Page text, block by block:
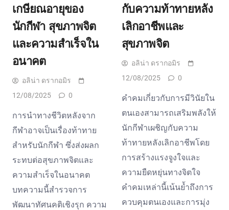
เกษียณอายุของ
นักกีฬา สุขภาพจิต
และความสำเร็จใน
อนาคต
อลิน่า ดรากอมิร
12/08/2025
0
การนำทางชีวิตหลังจาก
กีฬาอาจเป็นเรื่องท้าทาย
สำหรับนักกีฬา ซึ่งส่งผลก
ระทบต่อสุขภาพจิตและ
ความสำเร็จในอนาคต
บทความนี้สำรวจการ
พัฒนาทัศนคติเชิงรุก ความ
กับความท้าทายหลัง
เลิกอาชีพและ
สุขภาพจิต
อลิน่า ดรากอมิร
12/08/2025
0
คำคมเกี่ยวกับการมีวินัยใน
ตนเองสามารถเสริมพลังให้
นักกีฬาเผชิญกับความ
ท้าทายหลังเลิกอาชีพโดย
การสร้างแรงจูงใจและ
ความยืดหยุ่นทางจิตใจ
คำคมเหล่านี้เน้นย้ำถึงการ
ควบคุมตนเองและการมุ่ง